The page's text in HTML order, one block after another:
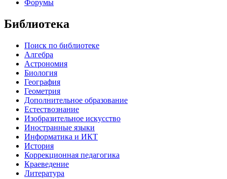
Форумы
Библиотека
Поиск по библиотеке
Алгебра
Астрономия
Биология
География
Геометрия
Дополнительное образование
Естествознание
Изобразительное искусство
Иностранные языки
Информатика и ИКТ
История
Коррекционная педагогика
Краеведение
Литература